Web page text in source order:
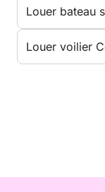
Louer bateau
Louer voilier